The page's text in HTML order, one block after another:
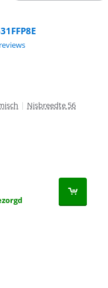
reviews.
| Nisbreedte 56